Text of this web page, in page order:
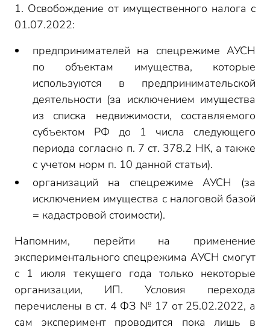
1. Освобождение от имущественного налога с
01.07.2022:
предпринимателей на спецрежиме АУСН
по объектам имущества, которые
используются в предпринимательской
деятельности (за исключением имущества
из списка недвижимости, составляемого
субъектом РФ до 1 числа следующего
периода согласно п. 7 ст. 378.2 НК, а также
с учетом норм п. 10 данной статьи).
организаций на спецрежиме АУСН (за
исключением имущества с налоговой базой
= кадастровой стоимости).
Напомним, перейти на применение
экспериментального спецрежима АУСН смогут
с 1 июля текущего года только некоторые
организации, ИП. Условия перехода
перечислены в ст. 4 ФЗ № 17 от 25.02.2022, а
сам эксперимент проводится пока лишь в